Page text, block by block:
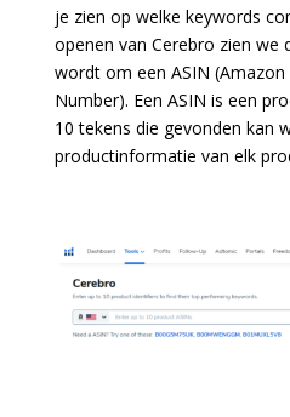
je zien op welke keywords
openen van Cerebro zien we
wordt om een ASIN
Number). Een ASIN is een
10 tekens die gevonden kan
productinformatie van elk